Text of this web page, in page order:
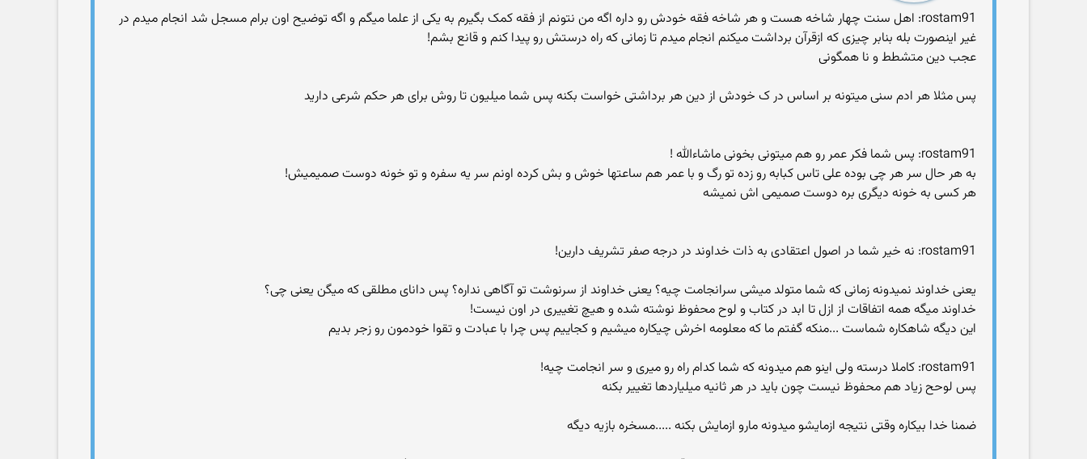
rostam91: اهل سنت چهار شاخه هست و هر شاخه فقه خودش رو داره اگه من نتونم از فقه کمک بگیرم به یکی از علما میگم و اگه توضیح اون برام مسجل شد انجام میدم در
غیر اینصورت بله بنابر چیزی که ازقرآن برداشت میکنم انجام میدم تا زمانی که راه درستش رو پیدا کنم و قانع بشم!
عجب دین متشطط و نا همگونی
پس مثلا هر ادم سنی میتونه بر اساس در ک خودش از دین هر برداشتی خواست بکنه پس شما میلیون تا روش برای هر حکم شرعی دارید
rostam91: پس شما فکر عمر رو هم میتونی بخونی ماشاءالله !
به هر حال سر هر چی بوده علی تاس کبابه رو زده تو رگ و با عمر هم ساعتها خوش و بش کرده اونم سر یه سفره و تو خونه دوست صمیمیش!
هر کسی به خونه دیگری بره دوست صمیمی اش نمیشه
rostam91: نه خیر شما در اصول اعتقادی به ذات خداوند در درجه صفر تشریف دارین!
یعنی خداوند نمیدونه زمانی که شما متولد میشی سرانجامت چیه؟ یعنی خداوند از سرنوشت تو آگاهی نداره؟ پس دانای مطلقی که میگن یعنی چی؟
خداوند میگه همه اتفاقات از ازل تا ابد در کتاب و لوح محفوظ نوشته شده و هیچ تغییری در اون نیست!
این دیگه شاهکاره شماست ...منکه گفتم ما که معلومه اخرش چیکاره میشیم و کجاییم پس چرا با عبادت و تقوا خودمون رو زجر بدیم
rostam91: کاملا درسته ولی اینو هم میدونه که شما کدام راه رو میری و سر انجامت چیه!
پس لوحح زیاد هم محفوظ نیست چون باید در هر ثانیه میلیاردها تغییر بکنه
ضمنا خدا بیکاره وقتی نتیجه ازمایشو میدونه مارو ازمایش بکنه .....مسخره بازیه دیگه